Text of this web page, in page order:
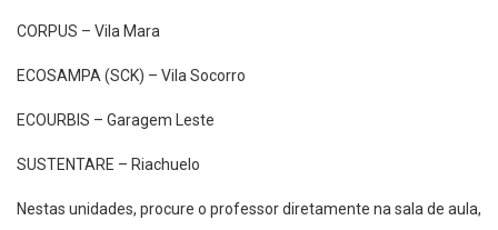
CORPUS – Vila Mara
ECOSAMPA (SCK) – Vila Socorro
ECOURBIS – Garagem Leste
SUSTENTARE – Riachuelo
Nestas unidades, procure o professor diretamente na sala de aula,